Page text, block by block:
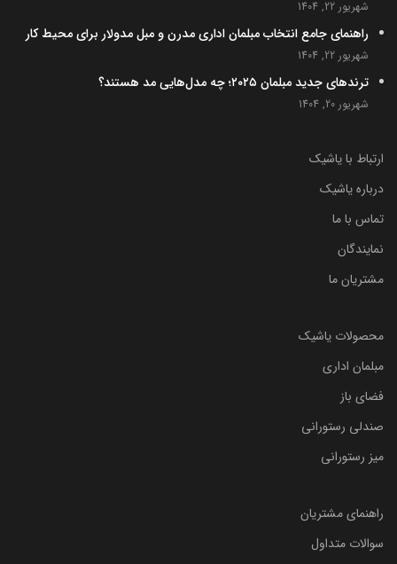
شهریور 22, 1404
راهنمای جامع انتخاب مبلمان اداری مدرن و مبل مدولار برای محیط کار
شهریور 22, 1404
ترندهای جدید مبلمان ۲۰۲۵؛ چه مدل‌هایی مد هستند؟
شهریور 20, 1404
ارتباط با یاشیک
درباره یاشیک
تماس با ما
نمایندگان
مشتریان ما
محصولات یاشیک
مبلمان اداری
فضای باز
صندلی رستورانی
میز رستورانی
راهنمای مشتریان
سوالات متداول